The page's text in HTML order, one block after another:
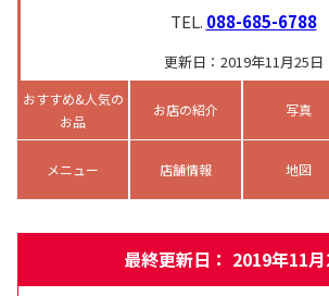
TEL. 088-685-6788
更新日：2019年11月25日
おすすめ&人気の
お品
お店の紹介 写真
メニュー 店舗情報 地図
最終更新日： 2019年11